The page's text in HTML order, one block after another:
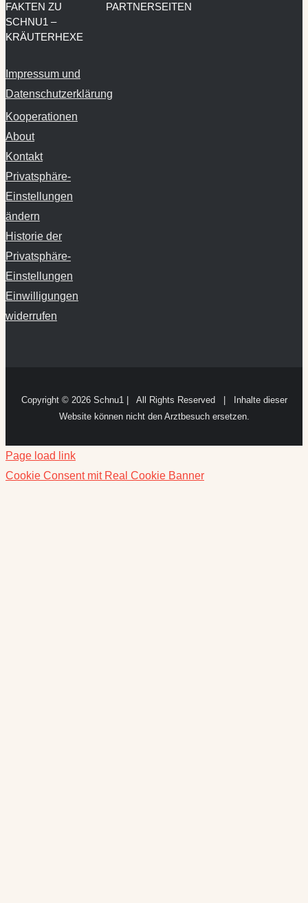
FAKTEN ZU
SCHNU1 –
KRÄUTERHEXE
Impressum und
Datenschutzerklärung
Kooperationen
About
Kontakt
Privatsphäre-
Einstellungen
ändern
Historie der
Privatsphäre-
Einstellungen
Einwilligungen
widerrufen
PARTNERSEITEN
Copyright © 2026 Schnu1 | All Rights Reserved | Inhalte dieser
Website können nicht den Arztbesuch ersetzen.
Page load link
Cookie Consent mit Real Cookie Banner